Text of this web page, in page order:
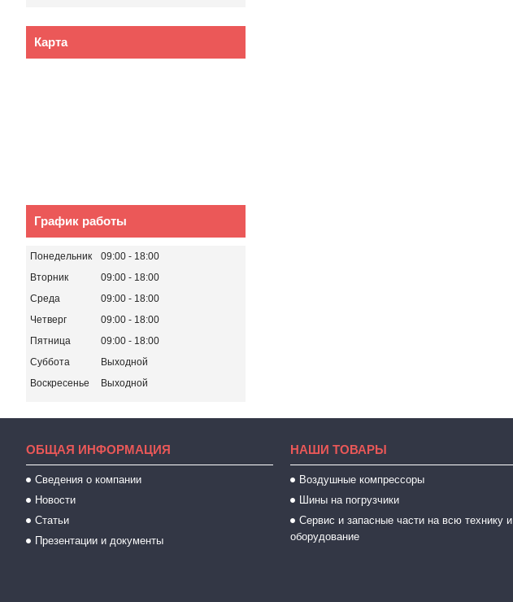
Карта
График работы
Понедельник 09:00
18:00
Вторник
09:00
18:00
Среда
09:00
18:00
Четверг
09:00
18:00
Пятница
09:00
18:00
Суббота
Выходной
Воскресенье
Выходной
ОБЩАЯ ИНФОРМАЦИЯ
Сведения о компании
Новости
Статьи
Презентации и документы
НАШИ ТОВАРЫ
Воздушные компрессоры
Шины на погрузчики
Сервис и запасные части на всю технику и
оборудование